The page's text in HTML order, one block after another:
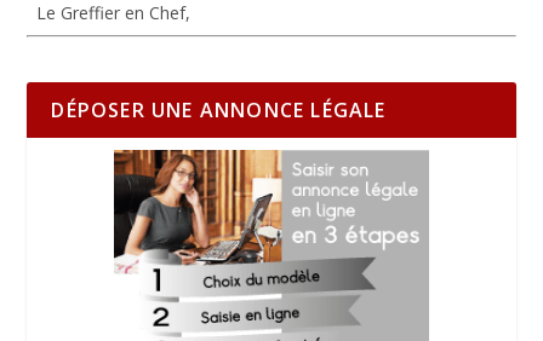
Le Greffier en Chef,
DÉPOSER UNE ANNONCE LÉGALE